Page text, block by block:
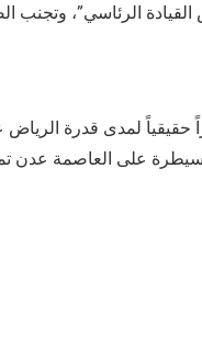
الرئاسي”، وتجنب
حقيقياً لمدى قدرة
السيطرة على العاصمة